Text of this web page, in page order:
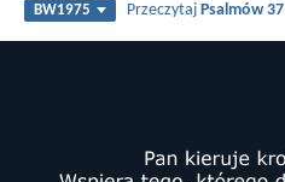
BW1975 PrzeczytajPsalmów 37